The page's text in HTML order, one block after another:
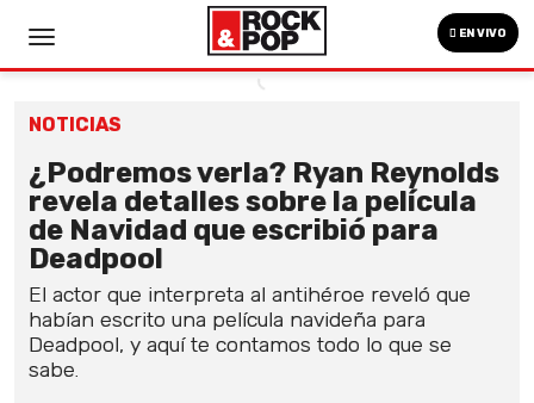
EN VIVO
NOTICIAS
¿Podremos verla? Ryan Reynolds
revela detalles sobre la película
de Navidad que escribió para
Deadpool
El actor que interpreta al antihéroe reveló que
habían escrito una película navideña para
Deadpool, y aquí te contamos todo lo que se
sabe.